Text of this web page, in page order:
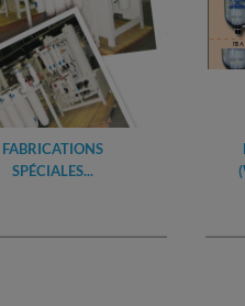
FABRICATIONS
SPÉCIALES...